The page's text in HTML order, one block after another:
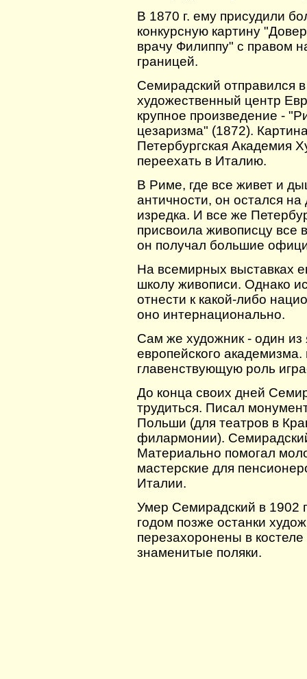
В 1870 г. ему присудили
конкурсную картину
врачу Филиппу" с правом
границей.
Семирадский отправился
художественный центр
крупное произведение -
цезаризма" (1872).
Петербургская Академия
переехать в Италию.
В Риме, где все живет и
античности, он остался
изредка. И все же
присвоила живописцу все
он получал большие
На всемирных выставках
школу живописи. Однако
отнести к какой-либо
оно интернационально.
Сам же художник - один из
европейского
главенствующую роль
До конца своих дней
трудиться. Писал
Польши (для театров в
филармонии).
Материально помогал
мастерские для
Италии.
Умер Семирадский в 1902
годом позже останки
перезахоронены в
знаменитые поляки.